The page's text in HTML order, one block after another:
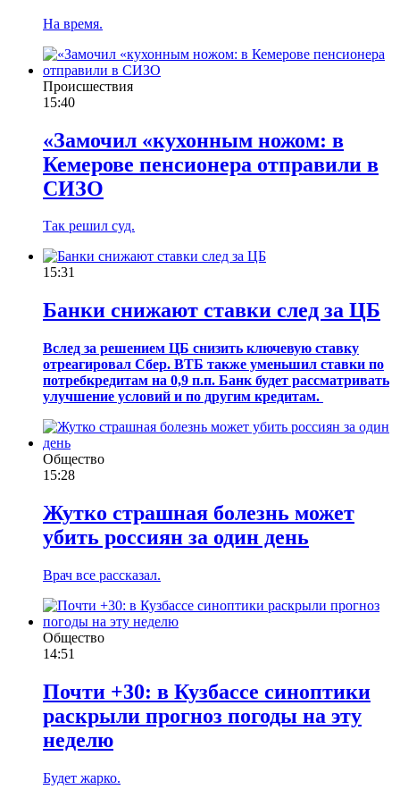
На время.
Происшествия
15:40
«Замочил «кухонным ножом: в
Кемерове пенсионера отправили в
СИЗО
Так решил суд.
15:31
Банки снижают ставки след за ЦБ
Вслед за решением ЦБ снизить ключевую ставку
отреагировал Сбер. ВТБ также уменьшил ставки по
потребкредитам на 0,9 п.п. Банк будет рассматривать
улучшение условий и по другим кредитам.
Общество
15:28
Жутко страшная болезнь может
убить россиян за один день
Врач все рассказал.
Общество
14:51
Почти +30: в Кузбассе синоптики
раскрыли прогноз погоды на эту
неделю
Будет жарко.